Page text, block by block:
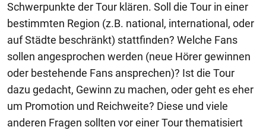
Schwerpunkte der Tour klären. Soll die Tour in einer
bestimmten Region (z.B. national, international, oder
auf Städte beschränkt) stattfinden? Welche Fans
sollen angesprochen werden (neue Hörer gewinnen
oder bestehende Fans ansprechen)? Ist die Tour
dazu gedacht, Gewinn zu machen, oder geht es eher
um Promotion und Reichweite? Diese und viele
anderen Fragen sollten vor einer Tour thematisiert